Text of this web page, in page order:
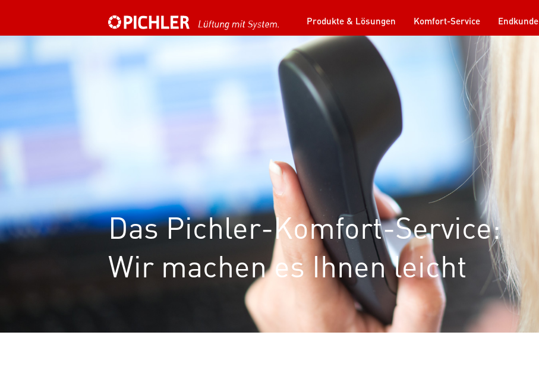
Produkte & Lösungen Komfort-Service Endkunde
Das Pichler-Komfort-Service:
Wir machen es Ihnen leicht